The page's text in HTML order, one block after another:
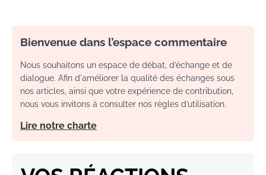
Bienvenue dans l’espace commentaire
Nous souhaitons un espace de débat, d’échange et de
dialogue. Afin d'améliorer la qualité des échanges sous
nos articles, ainsi que votre expérience de contribution,
nous vous invitons à consulter nos règles d’utilisation.
Lire notre charte